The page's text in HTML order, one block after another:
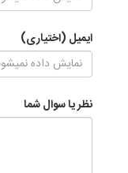
ایمیل (اختیاری)
نظر یا سوال شما